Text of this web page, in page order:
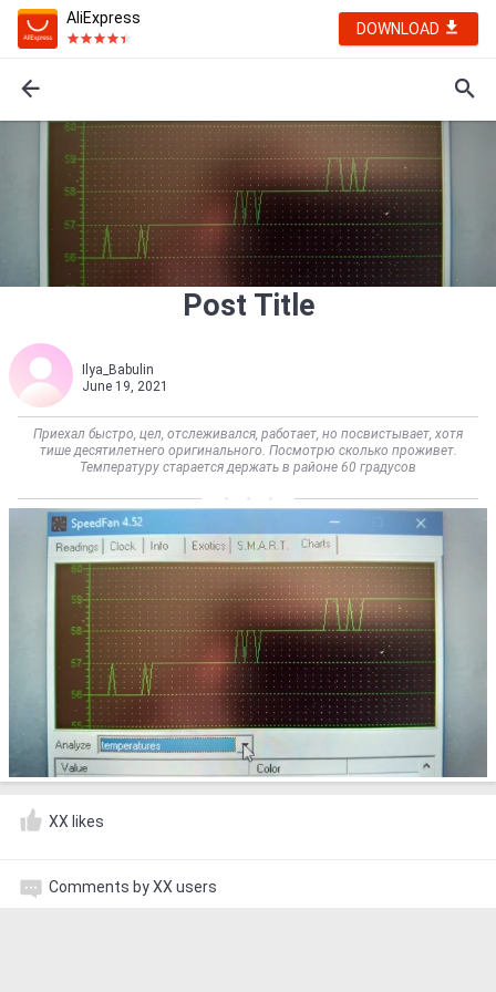
AliExpress
DOWNLOAD
Post Title
Ilya_Babulin
June 19, 2021
Приехал быстро, цел, отслеживался, работает, но посвистывает, хотя
тише десятилетнего оригинального. Посмотрю сколько проживет.
Температуру старается держать в районе 60 градусов
XX likes
Comments by XX users